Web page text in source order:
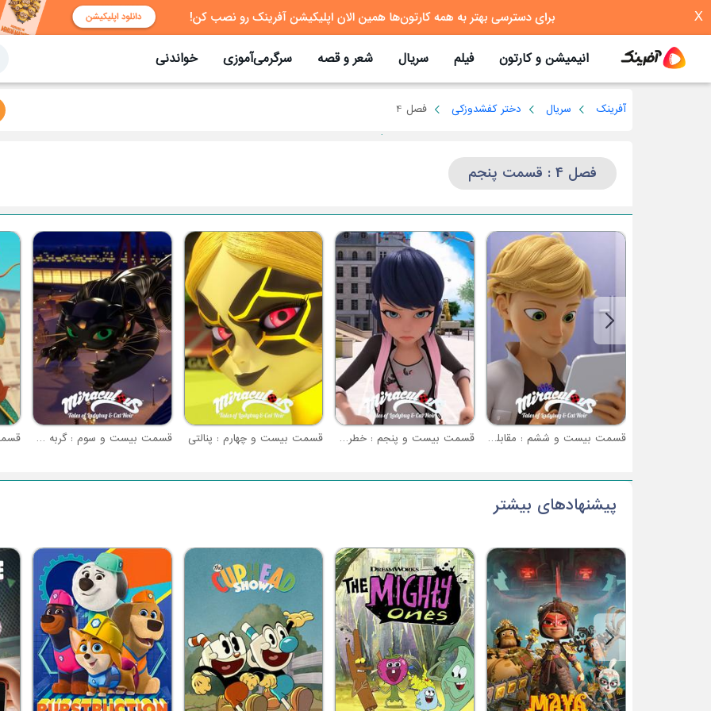
X
انیمیشن و کارتون فیلم سریال شعر و قصه سرگرمی‌آموزی خواندنی
آفرینک سریال دختر کفشدوزکی فصل 4
فصل 4 : قسمت پنجم
قسمت بیست و ششم : مقابله به مثل (حمله نهایی شادو ماس - بخش 2) قسمت بیست و پنجم : خطر (حمله نهایی شادو ماس - بخش 1) قسمت بیست و چهارم : پنالتی قسمت بیست و سوم : گربه سیاه
پیشنهادهای بیشتر